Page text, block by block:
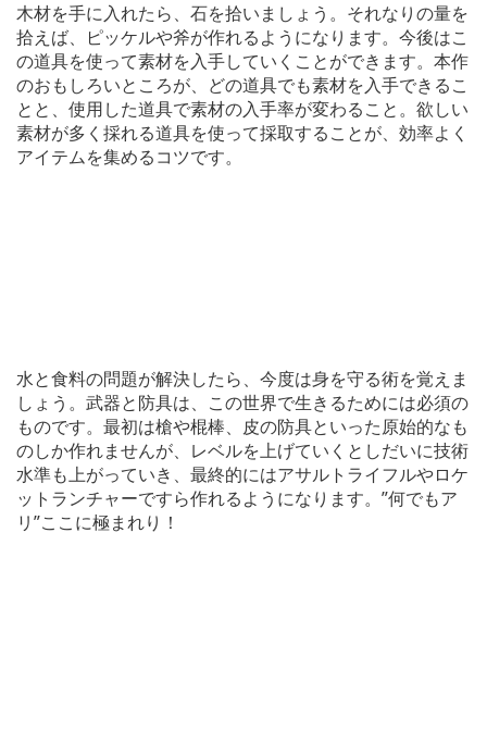
木材を手に入れたら、石を拾いましょう。それなりの量を
拾えば、ピッケルや斧が作れるようになります。今後はこ
の道具を使って素材を入手していくことができます。本作
のおもしろいところが、どの道具でも素材を入手できるこ
とと、使用した道具で素材の入手率が変わること。欲しい
素材が多く採れる道具を使って採取することが、効率よく
アイテムを集めるコツです。
水と食料の問題が解決したら、今度は身を守る術を覚えま
しょう。武器と防具は、この世界で生きるためには必須の
ものです。最初は槍や棍棒、皮の防具といった原始的なも
のしか作れませんが、レベルを上げていくとしだいに技術
水準も上がっていき、最終的にはアサルトライフルやロケ
ットランチャーですら作れるようになります。”何でもア
リ”ここに極まれり！